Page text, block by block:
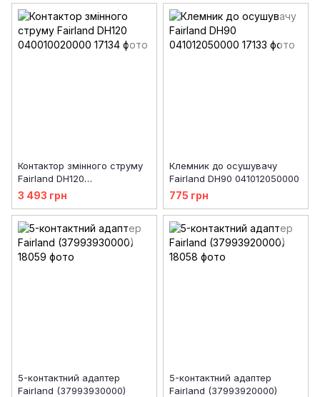
Контактор змінного струму
Fairland DH120
040010020000
3 493 грн
Клемник до осушувачу
Fairland DH90 041012050000
775 грн
5-контактний адаптер
Fairland (37993930000)
5-контактний адаптер
Fairland (37993920000)